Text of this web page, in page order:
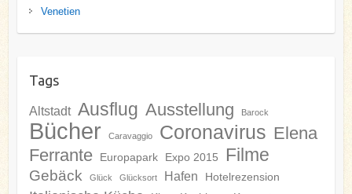
Venetien
Tags
Altstadt Ausflug Ausstellung Barock
Bücher Caravaggio Coronavirus Elena
Ferrante
Europapark Expo 2015 Filme
Gebäck Glück Glücksort Hafen Hotelrezension